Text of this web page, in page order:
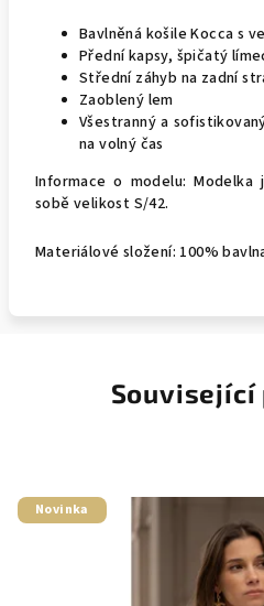
Bavlněná košile Kocca s
Přední kapsy, špičatý
Střední záhyb na zadní
Zaoblený lem
Všestranný a
na volný čas
Informace o modelu:
sobě velikost S/42.
Materiálové složení: 100%
Novinka